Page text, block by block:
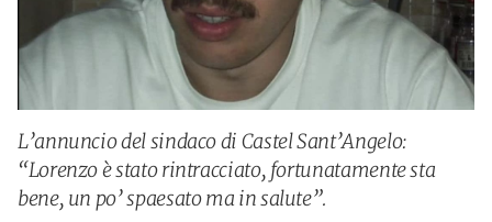
L’annuncio del sindaco di Castel Sant’Angelo:
“Lorenzo è stato rintracciato, fortunatamente sta
bene, un po’ spaesato ma in salute”.